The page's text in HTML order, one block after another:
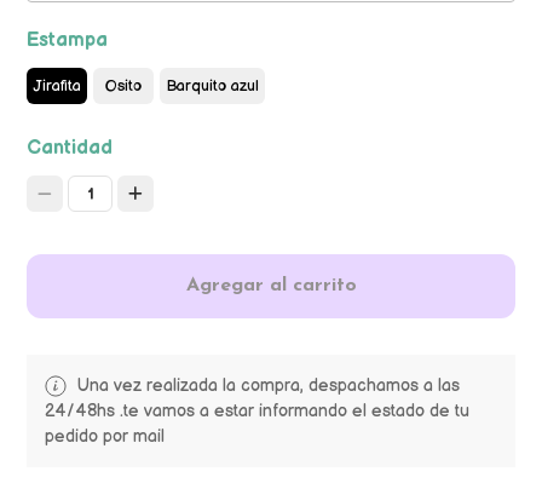
Estampa
Jirafita Osito Barquito azul
Cantidad
1
Agregar al carrito
Una vez realizada la compra, despachamos a las
24/48hs .te vamos a estar informando el estado de tu
pedido por mail